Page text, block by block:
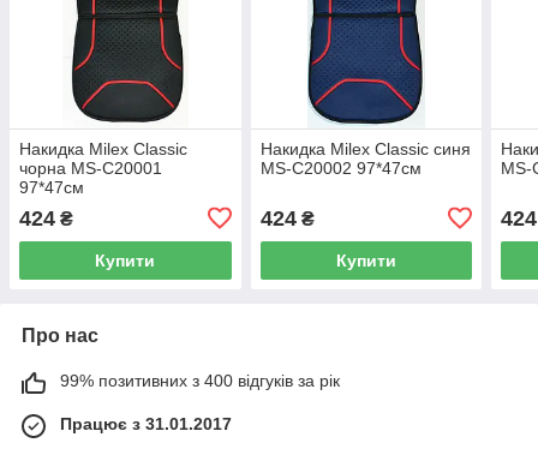
Накидка Milex Classic
чорна MS-C20001
97*47см
424 ₴
Купити
Накидка Milex Classic синя
MS-C20002 97*47см
424₴
Купити
MS-
424
Про нас
99% позитивних з 400 відгуків за рік
Працює з 31.01.2017